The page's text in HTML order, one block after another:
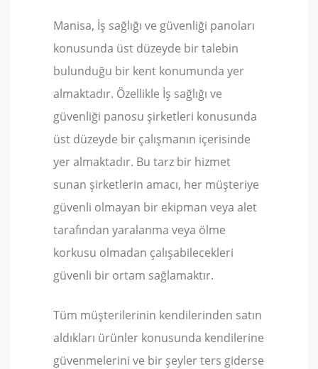
Manisa, İş sağlığı ve güvenliği panoları
konusunda üst düzeyde bir talebin
bulunduğu bir kent konumunda yer
almaktadır. Özellikle İş sağlığı ve
güvenliği panosu şirketleri konusunda
üst düzeyde bir çalışmanın içerisinde
yer almaktadır. Bu tarz bir hizmet
sunan şirketlerin amacı, her müşteriye
güvenli olmayan bir ekipman veya alet
tarafından yaralanma veya ölme
korkusu olmadan çalışabilecekleri
güvenli bir ortam sağlamaktır.
Tüm müşterilerinin kendilerinden satın
aldıkları ürünler konusunda kendilerine
güvenmelerini ve bir şeyler ters giderse